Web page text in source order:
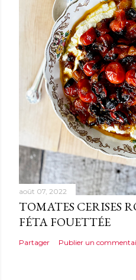
août 07, 2022
TOMATES CERISES
FÉTA FOUETTÉE
Partager Publier un